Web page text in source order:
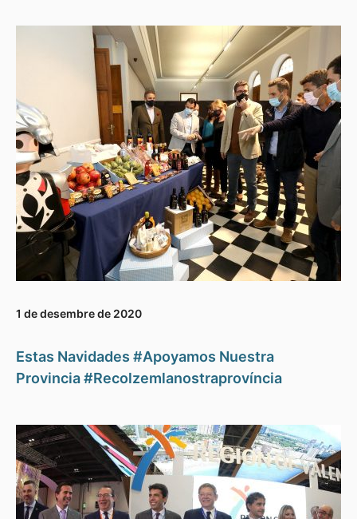
1 de desembre de 2020
Estas Navidades #Apoyamos Nuestra
Provincia #Recolzemlanostraprovíncia